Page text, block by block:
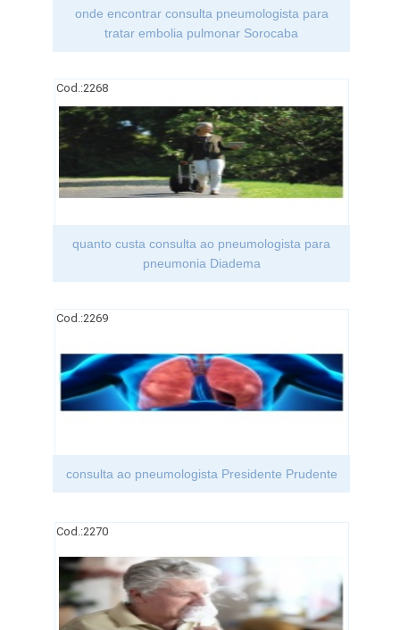
onde encontrar consulta pneumologista para
tratar embolia pulmonar Sorocaba
Cod.:2268
quanto custa consulta ao pneumologista para
pneumonia Diadema
Cod.:2269
consulta ao pneumologista Presidente Prudente
Cod.:2270